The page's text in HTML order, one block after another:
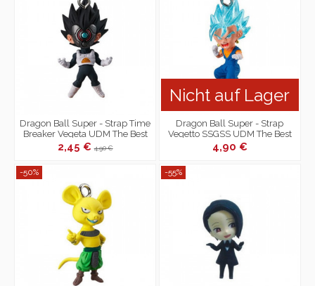
Dragon Ball Super - Strap Time
Breaker Vegeta UDM The Best
27
2,45 €4,90 €
Nicht auf Lager
Dragon Ball Super - Strap
Vegetto SSGSS UDM The Best
27
4,90 €
-50% -55%